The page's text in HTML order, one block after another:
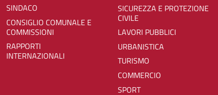
SINDACO
CONSIGLIO COMUNALE E
COMMISSIONI
RAPPORTI
INTERNAZIONALI
SICUREZZA E PROTEZIONE
CIVILE
LAVORI PUBBLICI
URBANISTICA
TURISMO
COMMERCIO
SPORT